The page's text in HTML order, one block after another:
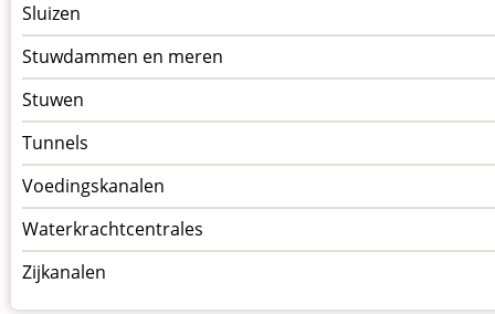
Sluizen
Stuwdammen en meren
Stuwen
Tunnels
Voedingskanalen
Waterkrachtcentrales
Zijkanalen